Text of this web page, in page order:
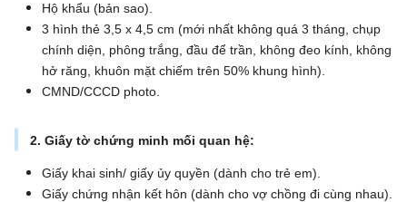
Hộ khẩu (bản sao).
3 hình thẻ 3,5 x 4,5 cm (mới nhất không quá 3 tháng, chụp
chính diện, phông trắng, đầu để trần, không đeo kính, không
hở răng, khuôn mặt chiếm trên 50% khung hình).
CMND/CCCD photo.
2. Giấy tờ chứng minh mối quan hệ:
Giấy khai sinh/ giấy ủy quyền (dành cho trẻ em).
Giấy chứng nhận kết hôn (dành cho vợ chồng đi cùng nhau).